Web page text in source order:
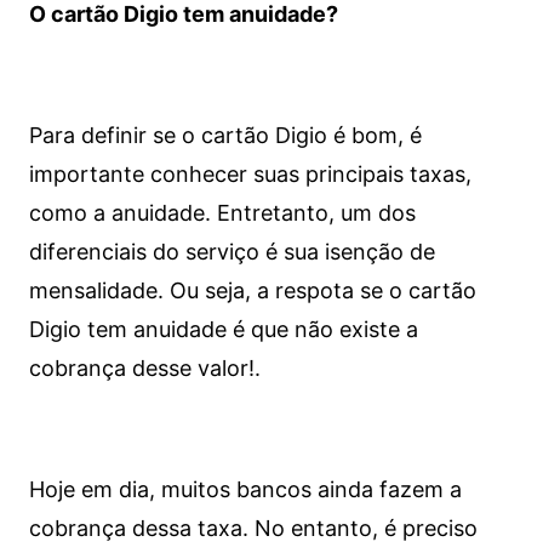
O cartão Digio tem anuidade?
Para definir se o cartão Digio é bom, é
importante conhecer suas principais taxas,
como a anuidade. Entretanto, um dos
diferenciais do serviço é sua isenção de
mensalidade. Ou seja, a respota se o cartão
Digio tem anuidade é que não existe a
cobrança desse valor!.
Hoje em dia, muitos bancos ainda fazem a
cobrança dessa taxa. No entanto, é preciso